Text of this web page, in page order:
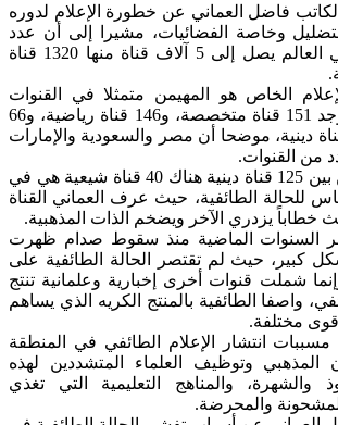
فاضل العماني عن خطورة الإعلام لدوره
وخاصة الفضائيات، مشيرا إلى أن عدد
القنوات الفضائية في العالم يصل إلى 5 آلاف قناة منها 1320 قناة
الخاص هو المهيمن متمثلا في القنوات
الفضائية حيث أنه توجد 151 قناة متخصصة، و146 قناة رياضية، و66
إخبارية، و125 قناة دينية، موضحا أن مصر والسعودية والإمارات
من القنوات.
وذكر العماني أن من بين 125 قناة دينية هناك 40 قناة شيعية هي في
للحالة الطائفية، حيث عرف العماني القناة
خطاباً يزدري الآخر ويضخم الذات المذهبية.
السنوات الماضية منذ سقوط صدام ظهرت
كبير، حيث لم تقتصر الحالة الطائفية على
شملت قنوات أخرى إخبارية وعلمانية تنتج
واصفا الطائفية بالمنتج الكريه الذي يساهم
مختلفة.
انتشار الإعلام الطائفي في المنطقة
المذهبي وتوظيف العلماء المتشددين لهذه
والشهرة، والمناهج التعليمية التي تغذي
والمحرضة.